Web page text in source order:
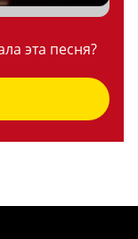
эта песня?